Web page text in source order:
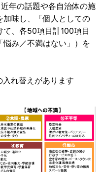
年の話題や各自治体の施
味し、「個人としての
、各50項目計100項目
悩み／不満はない」）を
れ替えがあります